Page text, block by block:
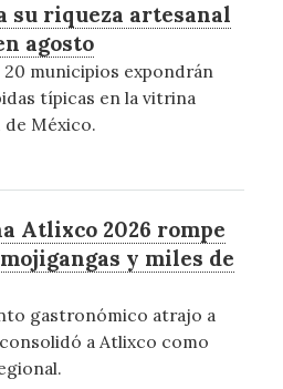
su riqueza artesanal
agosto
municipios expondrán
típicas en la vitrina
de México.
Atlixco 2026 rompe
y miles de
gastronómico atrajo a
a Atlixco como